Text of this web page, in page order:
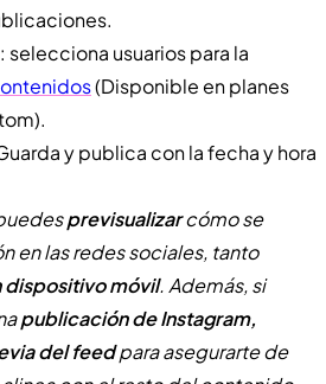
: selecciona usuarios para la
(Disponible en planes
y publica con la fecha y hora
previsualizarcómo se
en las redes sociales, tanto
móvil. Además, si
publicación de Instagram,
del feedpara asegurarte de